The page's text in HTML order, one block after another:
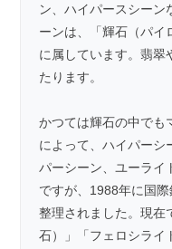
ン、ハイパースシーン
ーンは、「輝石（パイ
に属しています。翡翠
たります。
かつては輝石の中でも
によって、ハイパーシ
パーシーン、ユーライ
ですが、1988年に国
整理されました。現在
石）」「フェロシライ